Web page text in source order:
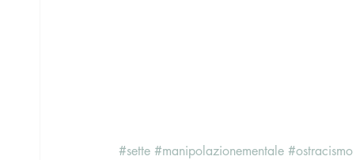
#sette #manipolazionementale #ostracismo